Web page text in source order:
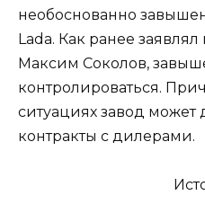
необоснованно
Lada. Как ранее
Максим Соколов,
контролироваться.
ситуациях завод может
контракты с дилерами.